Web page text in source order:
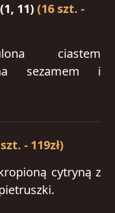
11) (16 szt. -
ciastem
sezamem i
- 119zł)
cytryną z